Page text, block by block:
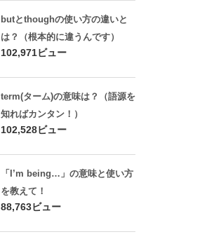
butとthoughの使い方の違いと
は？（根本的に違うんです）
102,971ビュー
term(ターム)の意味は？（語源を
知ればカンタン！）
102,528ビュー
「I’m being…」の意味と使い方
を教えて！
88,763ビュー